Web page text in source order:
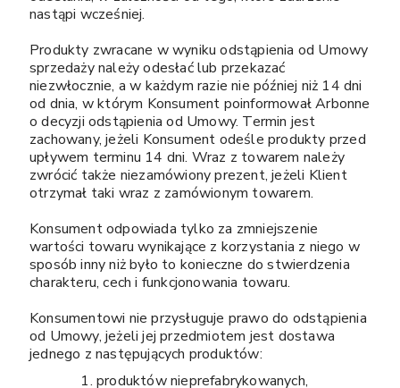
nastąpi wcześniej.
Produkty zwracane w wyniku odstąpienia od Umowy
sprzedaży należy odesłać lub przekazać
niezwłocznie, a w każdym razie nie później niż 14 dni
od dnia, w którym Konsument poinformował Arbonne
o decyzji odstąpienia od Umowy. Termin jest
zachowany, jeżeli Konsument odeśle produkty przed
upływem terminu 14 dni. Wraz z towarem należy
zwrócić także niezamówiony prezent, jeżeli Klient
otrzymał taki wraz z zamówionym towarem.
Konsument odpowiada tylko za zmniejszenie
wartości towaru wynikające z korzystania z niego w
sposób inny niż było to konieczne do stwierdzenia
charakteru, cech i funkcjonowania towaru.
Konsumentowi nie przysługuje prawo do odstąpienia
od Umowy, jeżeli jej przedmiotem jest dostawa
jednego z następujących produktów:
produktów nieprefabrykowanych,